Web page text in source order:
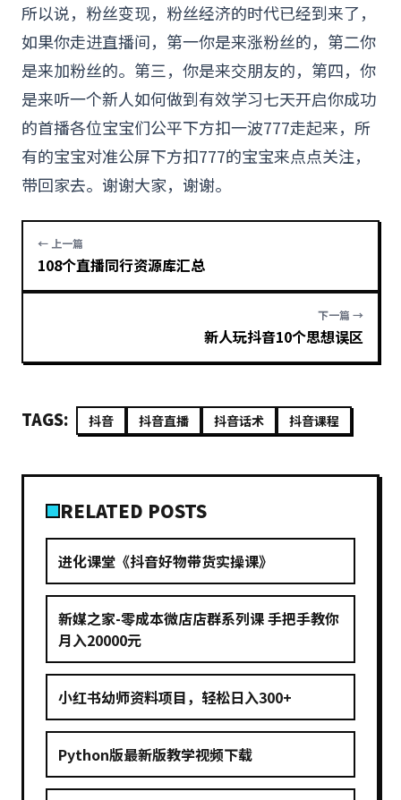
所以说，粉丝变现，粉丝经济的时代已经到来了，
如果你走进直播间，第一你是来涨粉丝的，第二你
是来加粉丝的。第三，你是来交朋友的，第四，你
是来听一个新人如何做到有效学习七天开启你成功
的首播各位宝宝们公平下方扣一波777走起来，所
有的宝宝对准公屏下方扣777的宝宝来点点关注，
带回家去。谢谢大家，谢谢。
← 上一篇
108个直播同行资源库汇总
下一篇 →
新人玩抖音10个思想误区
TAGS: 抖音 抖音直播 抖音话术 抖音课程
RELATED POSTS
进化课堂《抖音好物带货实操课》
新媒之家-零成本微店店群系列课 手把手教你
月入20000元
小红书幼师资料项目，轻松日入300+
Python版最新版教学视频下载